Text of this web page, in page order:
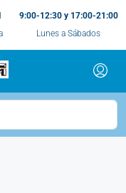
9:00-12:30 y 17:00-21:00
Lunes a Sábados